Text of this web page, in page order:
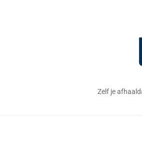
Zelf je